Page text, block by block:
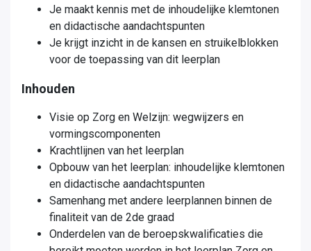
Je maakt kennis met de inhoudelijke klemtonen
en didactische aandachtspunten
Je krijgt inzicht in de kansen en struikelblokken
voor de toepassing van dit leerplan
Inhouden
Visie op Zorg en Welzijn: wegwijzers en
vormingscomponenten
Krachtlijnen van het leerplan
Opbouw van het leerplan: inhoudelijke klemtonen
en didactische aandachtspunten
Samenhang met andere leerplannen binnen de
finaliteit van de 2de graad
Onderdelen van de beroepskwalificaties die